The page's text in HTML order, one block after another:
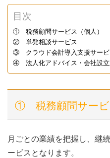
目次
① 税務顧問サービス（個人）
② 単発相談サービス
③ クラウド会計導入支援サービ
④ 法人化アドバイス・会社設立
① 税務顧問サービ
月ごとの業績を把握し、継
ービスとなります。